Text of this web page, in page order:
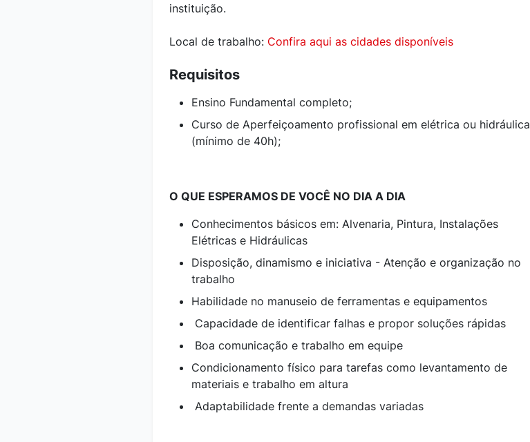
instituição.
Local de trabalho: Confira aqui as cidades disponíveis
Requisitos
Ensino Fundamental completo;
Curso de Aperfeiçoamento profissional em elétrica ou hidráulica
(mínimo de 40h);
O QUE ESPERAMOS DE VOCÊ NO DIA A DIA
Conhecimentos básicos em: Alvenaria, Pintura, Instalações
Elétricas e Hidráulicas
Disposição, dinamismo e iniciativa - Atenção e organização no
trabalho
Habilidade no manuseio de ferramentas e equipamentos
Capacidade de identificar falhas e propor soluções rápidas
Boa comunicação e trabalho em equipe
Condicionamento físico para tarefas como levantamento de
materiais e trabalho em altura
Adaptabilidade frente a demandas variadas